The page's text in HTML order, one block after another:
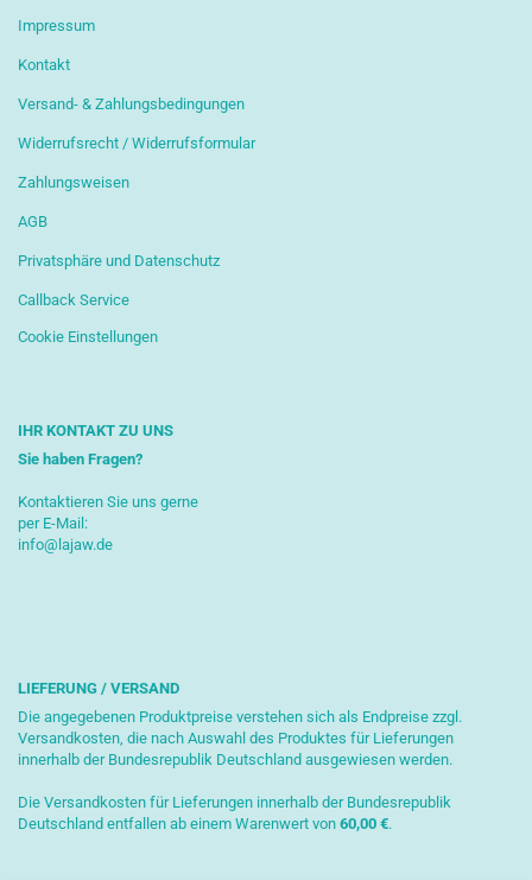
Impressum
Kontakt
Versand- & Zahlungsbedingungen
Widerrufsrecht / Widerrufsformular
Zahlungsweisen
AGB
Privatsphäre und Datenschutz
Callback Service
Cookie Einstellungen
IHR KONTAKT ZU UNS
Sie haben Fragen?
Kontaktieren Sie uns gerne
per E-Mail:
info@lajaw.de
LIEFERUNG / VERSAND
Die angegebenen Produktpreise verstehen sich als Endpreise zzgl.
Versandkosten, die nach Auswahl des Produktes für Lieferungen
innerhalb der Bundesrepublik Deutschland ausgewiesen werden.
Die Versandkosten für Lieferungen innerhalb der Bundesrepublik
Deutschland entfallen ab einem Warenwert von 60,00 €.